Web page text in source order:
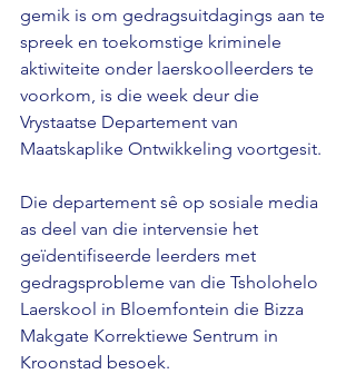
gemik is om gedragsuitdagings aan te
spreek en toekomstige kriminele
aktiwiteite onder laerskoolleerders te
voorkom, is die week deur die
Vrystaatse Departement van
Maatskaplike Ontwikkeling voortgesit.
Die departement sê op sosiale media
as deel van die intervensie het
geïdentifiseerde leerders met
gedragsprobleme van die Tsholohelo
Laerskool in Bloemfontein die Bizza
Makgate Korrektiewe Sentrum in
Kroonstad besoek.